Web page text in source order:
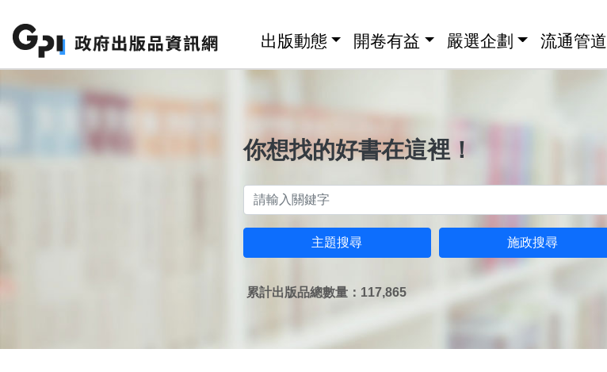
出版動態 開卷有益 嚴選企劃 流通管道
你想找的好書在這裡！
主題搜尋 施政搜尋
累計出版品總數量：117,865